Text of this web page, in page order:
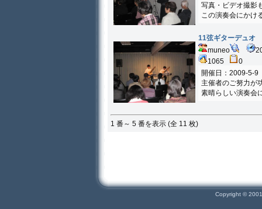
写真・ビデオ撮影
この演奏会にかけ
11弦ギターデュ
muneo
1065
0
開催日：2009-5-9
主催者のご努力が
素晴らしい演奏会
1 番～ 5 番を表示 (全 11 枚)
Copyright ©